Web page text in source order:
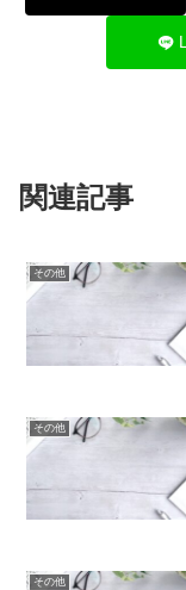
関連記事
その他
その他
その他